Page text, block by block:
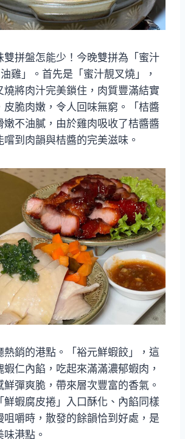
雙拼盤怎能少！今晚雙拼為「蜜汁
雞」。首先是「蜜汁靚叉燒」，
燒將肉汁完美鎖住，肉質豐滿結實
皮脆肉嫩，令人回味無窮。「桔醬
嫩不油膩，由於雞肉吸收了桔醬醬
到肉韻與桔醬的完美滋味。
熱銷的港點。「裕元鮮蝦餃」，這
仁內餡，吃起來滿滿濃郁蝦肉，
彈爽脆，帶來層次豐富的香氣。
鮮蝦腐皮捲」入口酥化、內餡同樣
咀嚼時，散發的餘韻恰到好處，是
港點。